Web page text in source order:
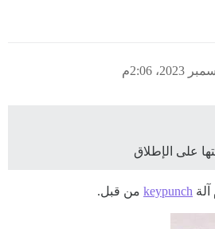
على الإطلاق
keypunch من قبل.